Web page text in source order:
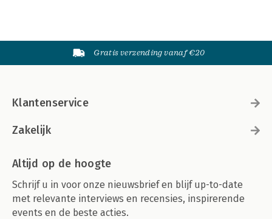
Gratis verzending vanaf €20
Klantenservice
Zakelijk
Altijd op de hoogte
Schrijf u in voor onze nieuwsbrief en blijf up-to-date
met relevante interviews en recensies, inspirerende
events en de beste acties.